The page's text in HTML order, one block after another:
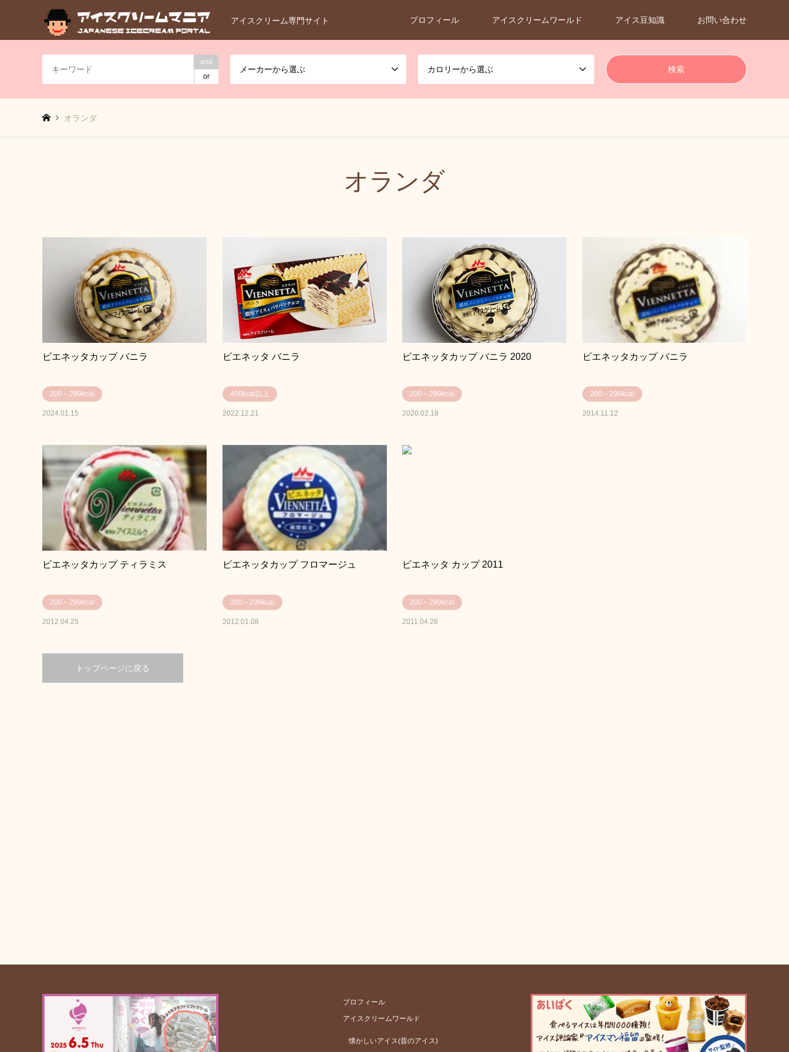
アイスクリーム専門サイト プロフィール アイスクリームワールド アイス豆知識 お問い合わせ
and
or
メーカーから選ぶ カロリーから選ぶ
オランダ
オランダ
ビエネッタカップ バニラ
200～299kcal
2024.01.15
ビエネッタ バニラ
400kcal以上
2022.12.21
ビエネッタカップ バニラ 2020
200～299kcal
2020.02.18
ビエネッタカップ バニラ
200～299kcal
2014.11.12
ビエネッタカップ ティラミス
200～299kcal
2012.04.25
ビエネッタカップ フロマージュ
200～299kcal
2012.01.08
ビエネッタ カップ 2011
200～299kcal
2011.04.28
トップページに戻る
プロフィール
アイスクリームワールド
懐かしいアイス(昔のアイス)